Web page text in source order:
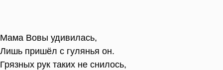
Мама Вовы удивилась,
Лишь пришёл с гулянья он.
Грязных рук таких не снилось,